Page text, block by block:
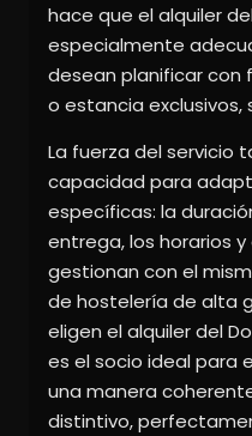
hace que el alquiler
especialmente
desean planificar con
o estancia exclusivos,
La fuerza del servicio
capacidad para
específicas: la
entrega, los horarios
gestionan con el
de hostelería de alta
eligen el alquiler del
es el socio ideal para
una manera
distintivo,